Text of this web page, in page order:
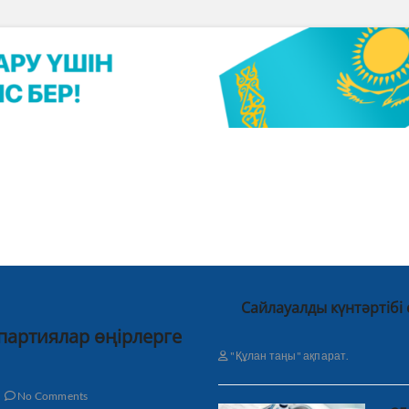
өңірлерге
No Comments
Сайлауалды
"Құлан таңы" ақпарат.